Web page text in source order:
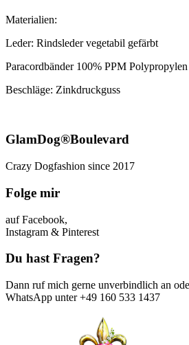
Materialien:
Leder: Rindsleder vegetabil gefärbt
Paracordbänder 100% PPM Polypropylen
Beschläge: Zinkdruckguss
GlamDog®Boulevard
Crazy Dogfashion since 2017
Folge mir
auf Facebook,
Instagram & Pinterest
Du hast Fragen?
Dann ruf mich gerne unverbindlich an
WhatsApp unter +49 160 533 1437